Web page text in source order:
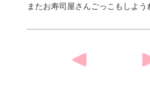
またお寿司屋さんごっこもしよう
navigation